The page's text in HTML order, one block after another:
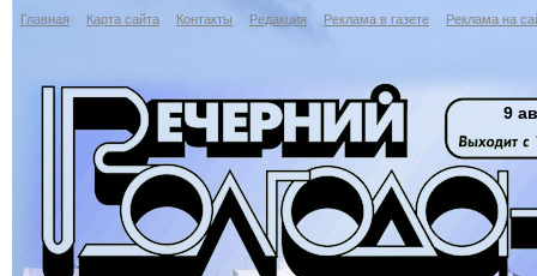
Главная Карта сайта Контакты Редакция Реклама в газете Реклама на
9